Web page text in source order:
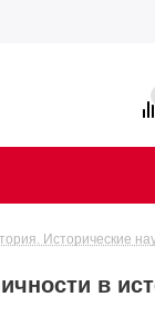
Исторические
в